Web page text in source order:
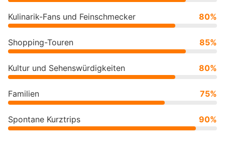
Kulinarik-Fans und Feinschmecker 80%
Shopping-Touren 85%
Kultur und Sehenswürdigkeiten 80%
Familien 75%
Spontane Kurztrips 90%